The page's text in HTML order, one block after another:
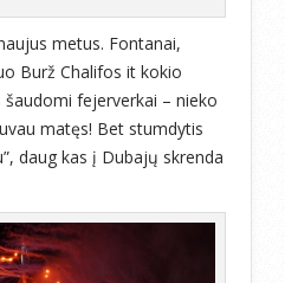
metus. Fontanai,
Burž Chalifos it kokio
fejerverkai – nieko
matęs! Bet stumdytis
daug kas į Dubajų skrenda